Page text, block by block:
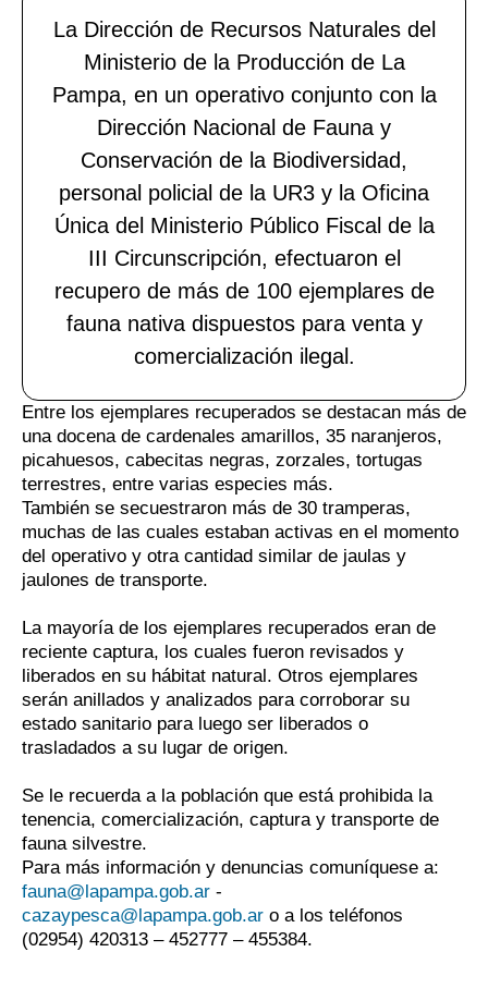
La Dirección de Recursos Naturales del
Ministerio de la Producción de La
Pampa, en un operativo conjunto con la
Dirección Nacional de Fauna y
Conservación de la Biodiversidad,
personal policial de la UR3 y la Oficina
Única del Ministerio Público Fiscal de la
III Circunscripción, efectuaron el
recupero de más de 100 ejemplares de
fauna nativa dispuestos para venta y
comercialización ilegal.
Entre los ejemplares recuperados se destacan más de
una docena de cardenales amarillos, 35 naranjeros,
picahuesos, cabecitas negras, zorzales, tortugas
terrestres, entre varias especies más.
También se secuestraron más de 30 tramperas,
muchas de las cuales estaban activas en el momento
del operativo y otra cantidad similar de jaulas y
jaulones de transporte.
La mayoría de los ejemplares recuperados eran de
reciente captura, los cuales fueron revisados y
liberados en su hábitat natural. Otros ejemplares
serán anillados y analizados para corroborar su
estado sanitario para luego ser liberados o
trasladados a su lugar de origen.
Se le recuerda a la población que está prohibida la
tenencia, comercialización, captura y transporte de
fauna silvestre.
Para más información y denuncias comuníquese a:
fauna@lapampa.gob.ar -
cazaypesca@lapampa.gob.ar o a los teléfonos
(02954) 420313 – 452777 – 455384.